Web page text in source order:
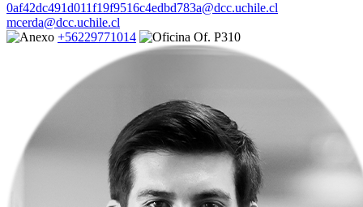
0af42dc491d011f19f9516c4edbd783a@dcc.uchile.cl
mcerda@dcc.uchile.cl
+56229771014
Of. P310